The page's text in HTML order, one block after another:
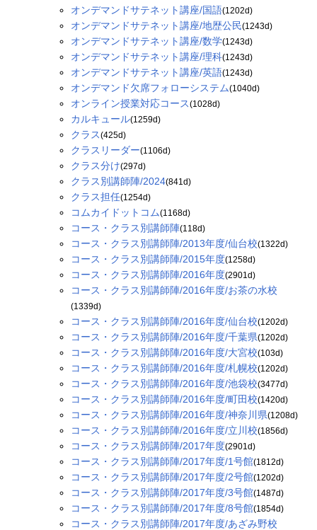
オンデマンドサテネット講座/国語(1202d)
オンデマンドサテネット講座/地歴公民(1243d)
オンデマンドサテネット講座/数学(1243d)
オンデマンドサテネット講座/理科(1243d)
オンデマンドサテネット講座/英語(1243d)
オンデマンド欠席フォローシステム(1040d)
オンライン授業対応コース(1028d)
カルキュール(1259d)
クラス(425d)
クラスリーダー(1106d)
クラス分け(297d)
クラス別講師陣/2024(841d)
クラス担任(1254d)
コムカイドットコム(1168d)
コース・クラス別講師陣(118d)
コース・クラス別講師陣/2013年度/仙台校(1322d)
コース・クラス別講師陣/2015年度(1258d)
コース・クラス別講師陣/2016年度(2901d)
コース・クラス別講師陣/2016年度/お茶の水校
(1339d)
コース・クラス別講師陣/2016年度/仙台校(1202d)
コース・クラス別講師陣/2016年度/千葉県(1202d)
コース・クラス別講師陣/2016年度/大宮校(103d)
コース・クラス別講師陣/2016年度/札幌校(1202d)
コース・クラス別講師陣/2016年度/池袋校(3477d)
コース・クラス別講師陣/2016年度/町田校(1420d)
コース・クラス別講師陣/2016年度/神奈川県(1208d)
コース・クラス別講師陣/2016年度/立川校(1856d)
コース・クラス別講師陣/2017年度(2901d)
コース・クラス別講師陣/2017年度/1号館(1812d)
コース・クラス別講師陣/2017年度/2号館(1202d)
コース・クラス別講師陣/2017年度/3号館(1487d)
コース・クラス別講師陣/2017年度/8号館(1854d)
コース・クラス別講師陣/2017年度/あざみ野校